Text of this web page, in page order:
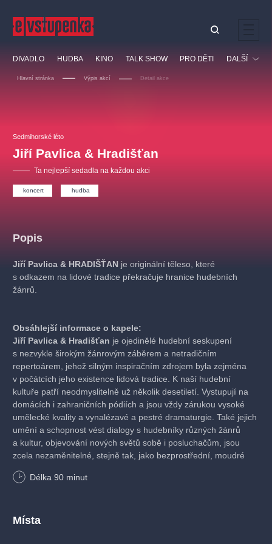
DIVADLO HUDBA KINO TALK SHOW PRO DĚTI DALŠÍ
Hlavní stránka Výpis akcí Detail akce
Sedmihorské léto
Jiří Pavlica & Hradišťan
Ta nejlepší sedadla na každou akci
koncert hudba
Popis
Jiří Pavlica & HRADIŠŤAN je originální těleso, které
s odkazem na lidové tradice překračuje hranice hudebních
žánrů.
Obsáhlejší informace o kapele:
Jiří Pavlica & Hradišťan je ojedinělé hudební seskupení
s nezvykle širokým žánrovým záběrem a netradičním
repertoárem, jehož silným inspiračním zdrojem byla zejména
v počátcích jeho existence lidová tradice. K naší hudební
kultuře patří neodmyslitelně už několik desetiletí. Vystupují na
domácích i zahraničních pódiích a jsou vždy zárukou vysoké
umělecké kvality a vynalézavé a pestré dramaturgie. Také jejich
umění a schopnost vést dialogy s hudebníky různých žánrů
a kultur, objevování nových světů sobě i posluchačům, jsou
zcela nezaměnitelné, stejně tak, jako bezprostřední, moudré
a vlídné průvodní slovo Jiřího Pavlici, který stojí v čele
Hradišťanu už od roku 1978.
pracuje zejména s odkazem lidové tradice a jejím filozofickým
Délka 90 minut
Místa
Nejnavštěvovanější
doporučujeme